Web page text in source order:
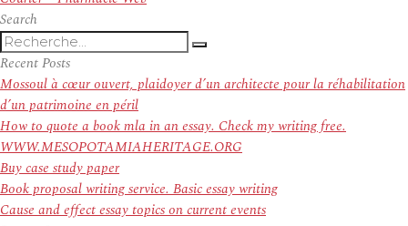
Search
Recherche
pour
:
Recherche
Recent Posts
Mossoul à cœur ouvert, plaidoyer d’un architecte pour la réhabilitation
d’un patrimoine en péril
How to quote a book mla in an essay. Check my writing free.
WWW.MESOPOTAMIAHERITAGE.ORG
Buy case study paper
Book proposal writing service. Basic essay writing
Cause and effect essay topics on current events